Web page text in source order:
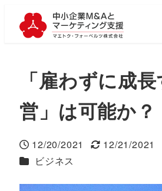
「雇わずに成
営」は可能か？
投稿日
12/20/2021
更新日
12/21/2021
カテゴリー
ビジネス